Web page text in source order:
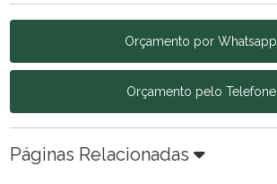
Orçamento por Whatsapp
Orçamento pelo Telefone
Páginas Relacionadas